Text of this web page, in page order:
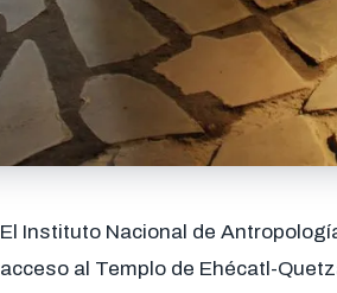
El Instituto Nacional de
acceso al Templo de Ehécatl-